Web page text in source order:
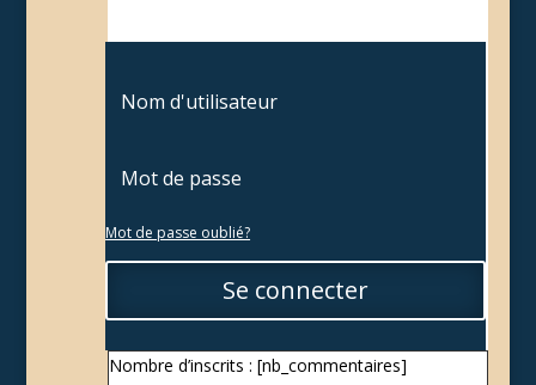
Mot de passe oublié?
Se connecter
Nombre d’inscrits : [nb_commentaires]